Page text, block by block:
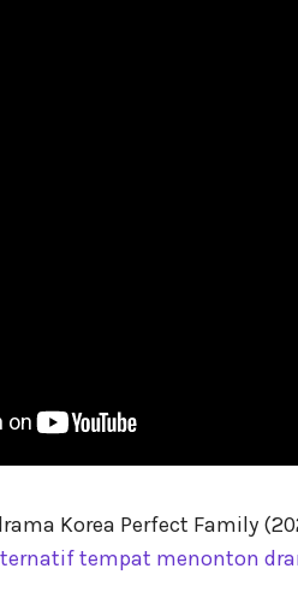
Korea Perfect Family
tempat menonton